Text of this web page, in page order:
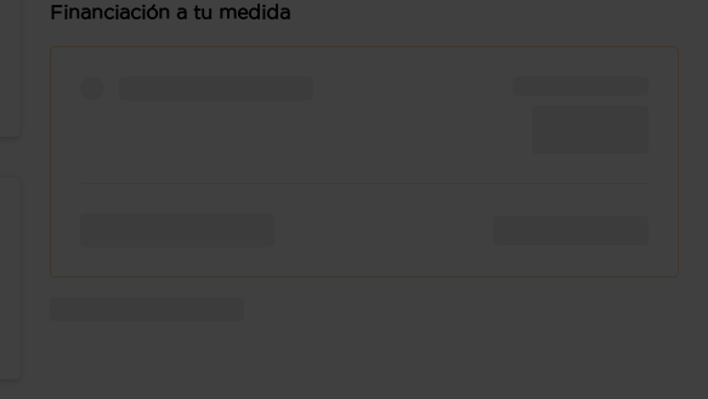
Financiación a tu medida